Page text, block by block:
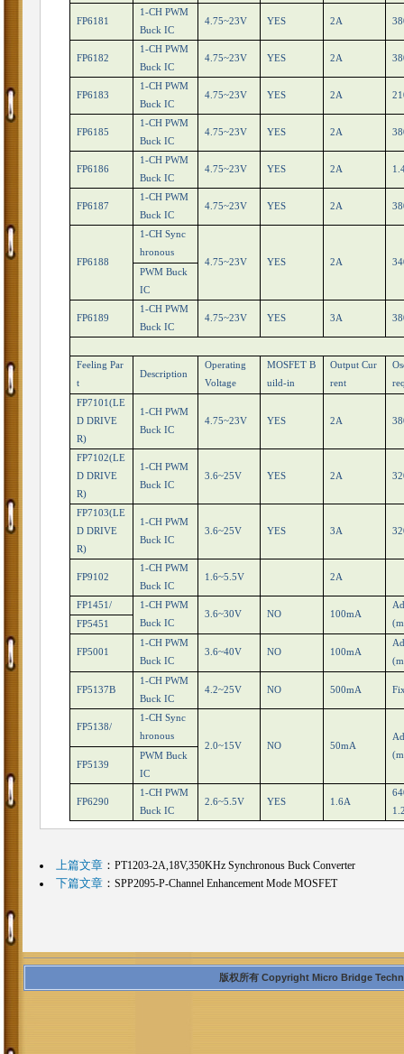
FP6181
1-CH PWM
Buck IC
4.75~23V YES 2A
FP6182
1-CH PWM
Buck IC
4.75~23V YES 2A
FP6183
1-CH PWM
Buck IC
4.75~23V YES 2A
FP6185
1-CH PWM
Buck IC
4.75~23V YES 2A
FP6186
1-CH PWM
Buck IC
4.75~23V YES 2A
FP6187
1-CH PWM
Buck IC
4.75~23V YES 2A
FP6188
1-CH Sync
hronous
4.75~23V
YES 2A
PWM Buck
IC
FP6189
1-CH PWM
Buck IC
4.75~23V YES 3A
Feeling Par
t
Description
Operating
Voltage
MOSFET B
uild-in
Output Cur
rent
FP7101(LE
D DRIVE
R)
1-CH PWM
Buck IC
4.75~23V YES 2A
FP7102(LE
D DRIVE
R)
1-CH PWM
Buck IC
3.6~25V YES 2A
FP7103(LE
D DRIVE
R)
1-CH PWM
Buck IC
3.6~25V YES 3A
FP9102
1-CH PWM
Buck IC
1.6~5.5V 2A
FP1451/
1-CH PWM
Buck IC
3.6~30V NO 100mA
FP5451
FP5001
1-CH PWM
Buck IC
3.6~40V NO 100mA
FP5137B
1-CH PWM
Buck IC
4.2~25V NO 500mA
FP5138/
1-CH Sync
hronous
2.0~15V
NO 50mA
FP5139
PWM Buck
IC
FP6290
1-CH PWM
Buck IC
2.6~5.5V YES 1.6A
上篇文章： PT1203-2A,18V,350KHz Synchronous Buck Converter
下篇文章： SPP2095-P-Channel Enhancement Mode MOSFET
版权所有 Copyright Micro Bridge